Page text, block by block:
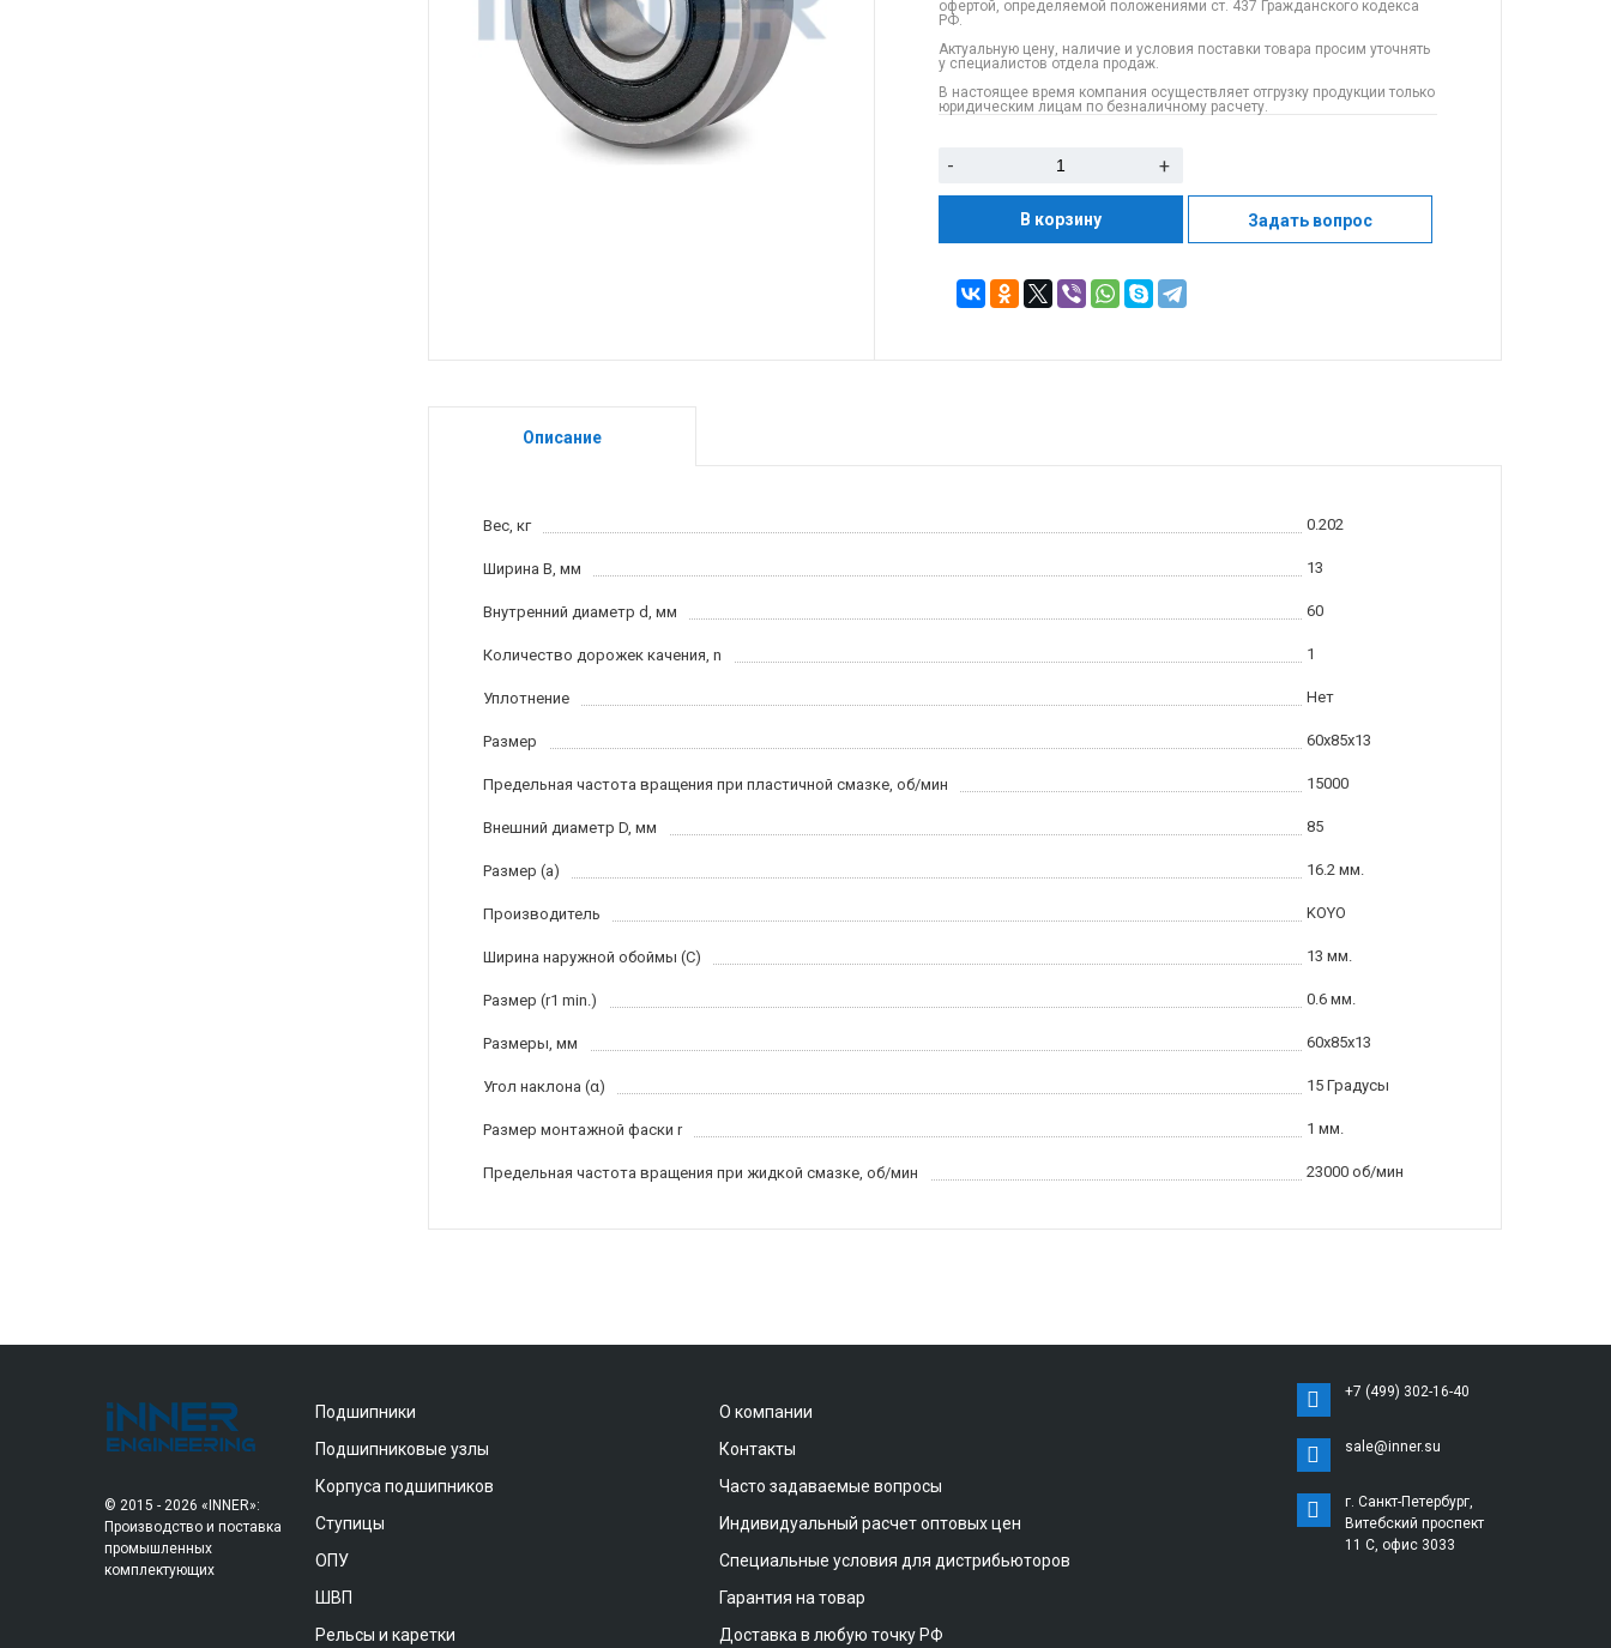
офертой, определяемой положениями ст. 437 Гражданского кодекса
РФ.
Актуальную цену, наличие и условия поставки товара просим уточнять
у специалистов отдела продаж.
В настоящее время компания осуществляет отгрузку продукции только
юридическим лицам по безналичному расчету.
- +
В корзину Задать вопрос
Описание
Вес, кг 0.202
Ширина B, мм 13
Внутренний диаметр d, мм 60
Количество дорожек качения, n 1
Уплотнение Нет
Размер 60x85x13
Предельная частота вращения при пластичной смазке, об/мин 15000
Внешний диаметр D, мм 85
Размер (a) 16.2 мм.
Производитель KOYO
Ширина наружной обоймы (C) 13 мм.
Размер (r1 min.) 0.6 мм.
Размеры, мм 60x85x13
Угол наклона (α) 15 Градусы
Размер монтажной фаски r 1 мм.
Предельная частота вращения при жидкой смазке, об/мин 23000 об/мин
© 2015 - 2026 «INNER»:
Производство и поставка
промышленных
комплектующих
Подшипники
Подшипниковые узлы
Корпуса подшипников
Ступицы
ОПУ
ШВП
Рельсы и каретки
О компании
Контакты
Часто задаваемые вопросы
Индивидуальный расчет оптовых цен
Специальные условия для дистрибьюторов
Гарантия на товар
Доставка в любую точку РФ
+7 (499) 302-16-40
sale@inner.su
г. Санкт-Петербург,
Витебский проспект
11 С, офис 3033